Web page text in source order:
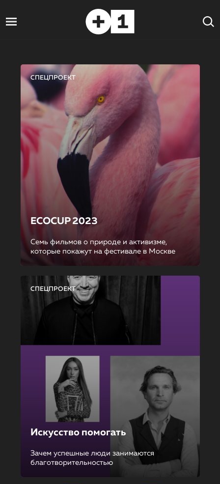
СПЕЦПРОЕКТ
ECOCUP 2023
Семь фильмов о природе и активизме,
которые покажут на фестивале в Москве
СПЕЦПРОЕКТ
Искусство помогать
Зачем успешные люди занимаются
благотворительностью